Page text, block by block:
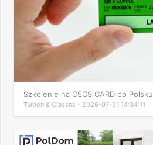
Szkolenie na CSCS CARD po Polsku
Tuition & Classes - 2026-07-31 14:34:11